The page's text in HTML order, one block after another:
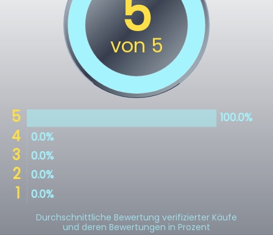
Durchschnittliche Bewertung verifizierter Käufe
und deren Bewertungen in Prozent